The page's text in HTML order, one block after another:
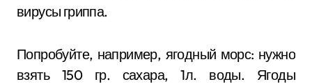
вирусы гриппа.
Попробуйте, например, ягодный морс: нужно
взять 150 гр. сахара, 1л. воды. Ягоды